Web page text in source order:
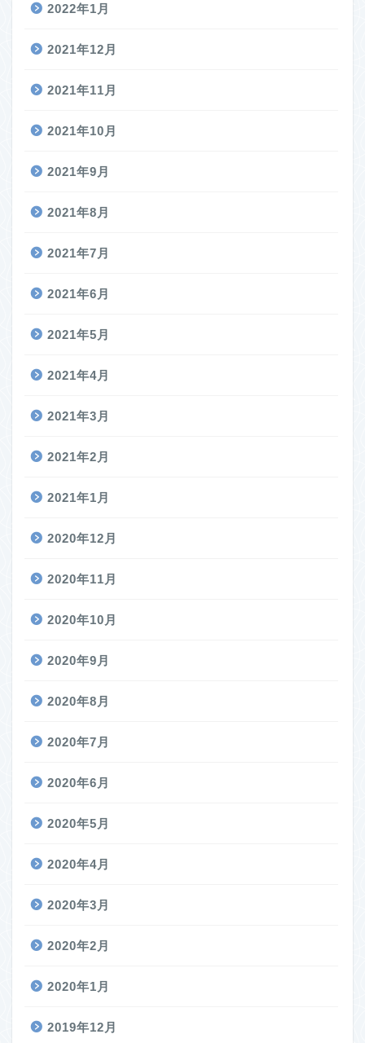
2022年1月
2021年12月
2021年11月
2021年10月
2021年9月
2021年8月
2021年7月
2021年6月
2021年5月
2021年4月
2021年3月
2021年2月
2021年1月
2020年12月
2020年11月
2020年10月
2020年9月
2020年8月
2020年7月
2020年6月
2020年5月
2020年4月
2020年3月
2020年2月
2020年1月
2019年12月